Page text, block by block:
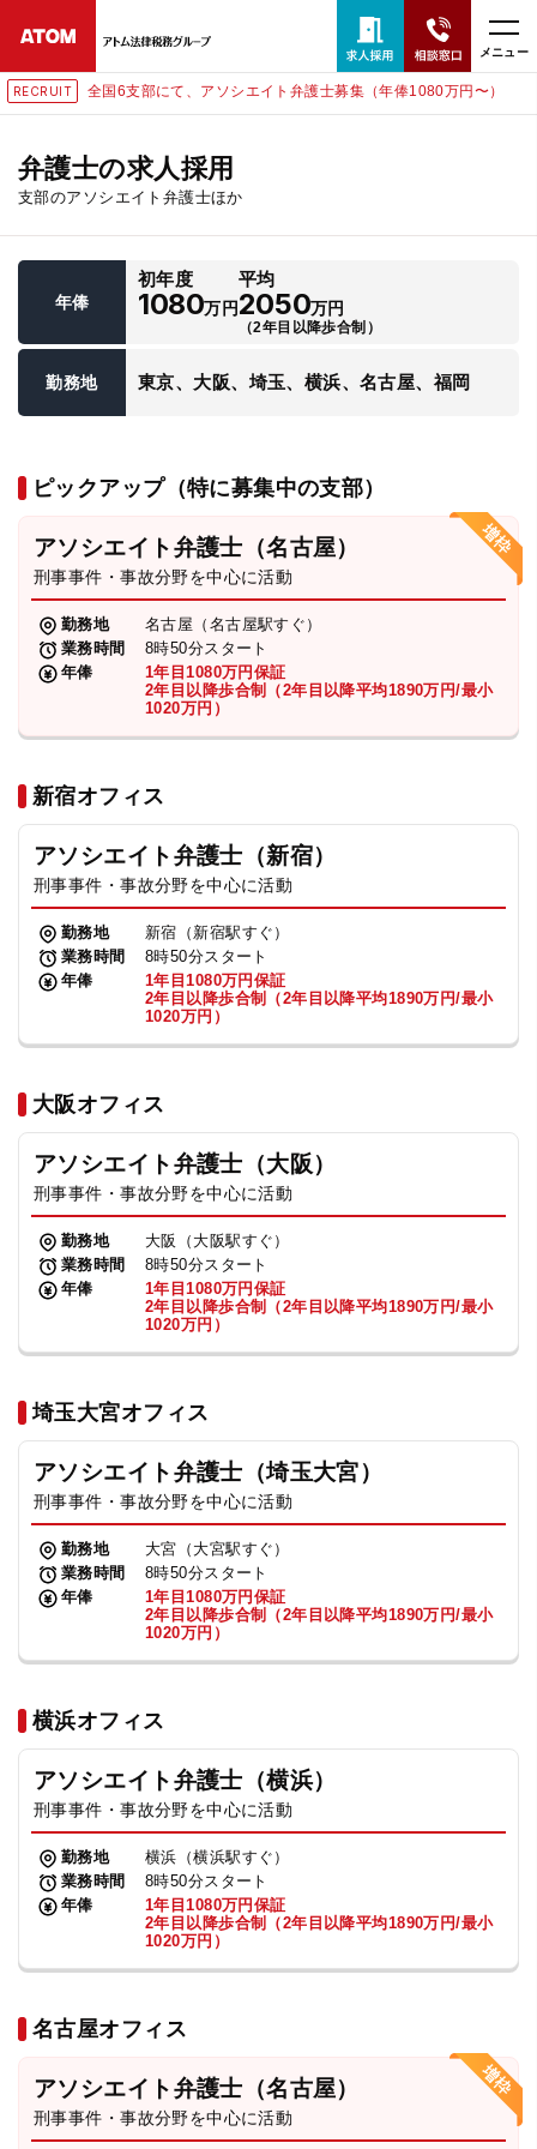
メニュー
RECRUIT 全国6支部にて、アソシエイト弁護士募集（年俸1080万円〜）
弁護士の求人採用
支部のアソシエイト弁護士ほか
年俸
初年度
1080万円
平均
2050万円
（2年目以降歩合制）
勤務地 東京、大阪、埼玉、横浜、名古屋、福岡
ピックアップ（特に募集中の支部）
アソシエイト弁護士（名古屋）
刑事事件・事故分野を中心に活動
勤務地
名古屋（名古屋駅すぐ）
業務時間
8時50分スタート
年俸
1年目1080万円保証
2年目以降歩合制（2年目以降平均1890万円/最小
1020万円）
新宿オフィス
アソシエイト弁護士（新宿）
刑事事件・事故分野を中心に活動
勤務地
新宿（新宿駅すぐ）
業務時間
8時50分スタート
年俸
1年目1080万円保証
2年目以降歩合制（2年目以降平均1890万円/最小
1020万円）
大阪オフィス
アソシエイト弁護士（大阪）
刑事事件・事故分野を中心に活動
勤務地
大阪（大阪駅すぐ）
業務時間
8時50分スタート
年俸
1年目1080万円保証
2年目以降歩合制（2年目以降平均1890万円/最小
1020万円）
埼玉大宮オフィス
アソシエイト弁護士（埼玉大宮）
刑事事件・事故分野を中心に活動
勤務地
大宮（大宮駅すぐ）
業務時間
8時50分スタート
年俸
1年目1080万円保証
2年目以降歩合制（2年目以降平均1890万円/最小
1020万円）
横浜オフィス
アソシエイト弁護士（横浜）
刑事事件・事故分野を中心に活動
勤務地
横浜（横浜駅すぐ）
業務時間
8時50分スタート
年俸
1年目1080万円保証
2年目以降歩合制（2年目以降平均1890万円/最小
1020万円）
名古屋オフィス
アソシエイト弁護士（名古屋）
刑事事件・事故分野を中心に活動
24時間365日全国対応
無料相談窓口はこちら
弁護士・税理士
費用
求人採用
お知らせ
特設サイト
相談先情報サイト
法人グループ
プライバシーポリシー 利用規約
TikTok受賞 定義集 動画集